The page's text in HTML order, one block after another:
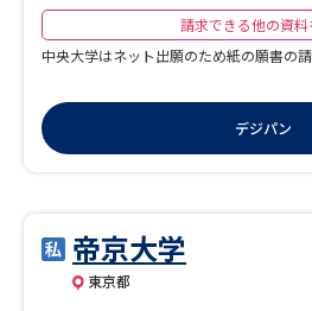
先輩が入学を決めた理由 テ
新生活お役立ちガイド
大学で学びたい学問発見
請求できる他の資料
中央大学はネット出願のため紙の願書の
デジパン
帝京大学
東京都